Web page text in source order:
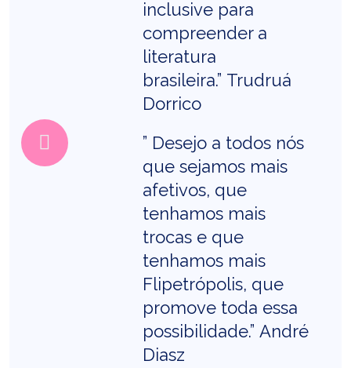
inclusive para
compreender a
literatura
brasileira.” Trudruá
Dorrico
” Desejo a todos nós
que sejamos mais
afetivos, que
tenhamos mais
trocas e que
tenhamos mais
Flipetrópolis, que
promove toda essa
possibilidade.” André
Diasz